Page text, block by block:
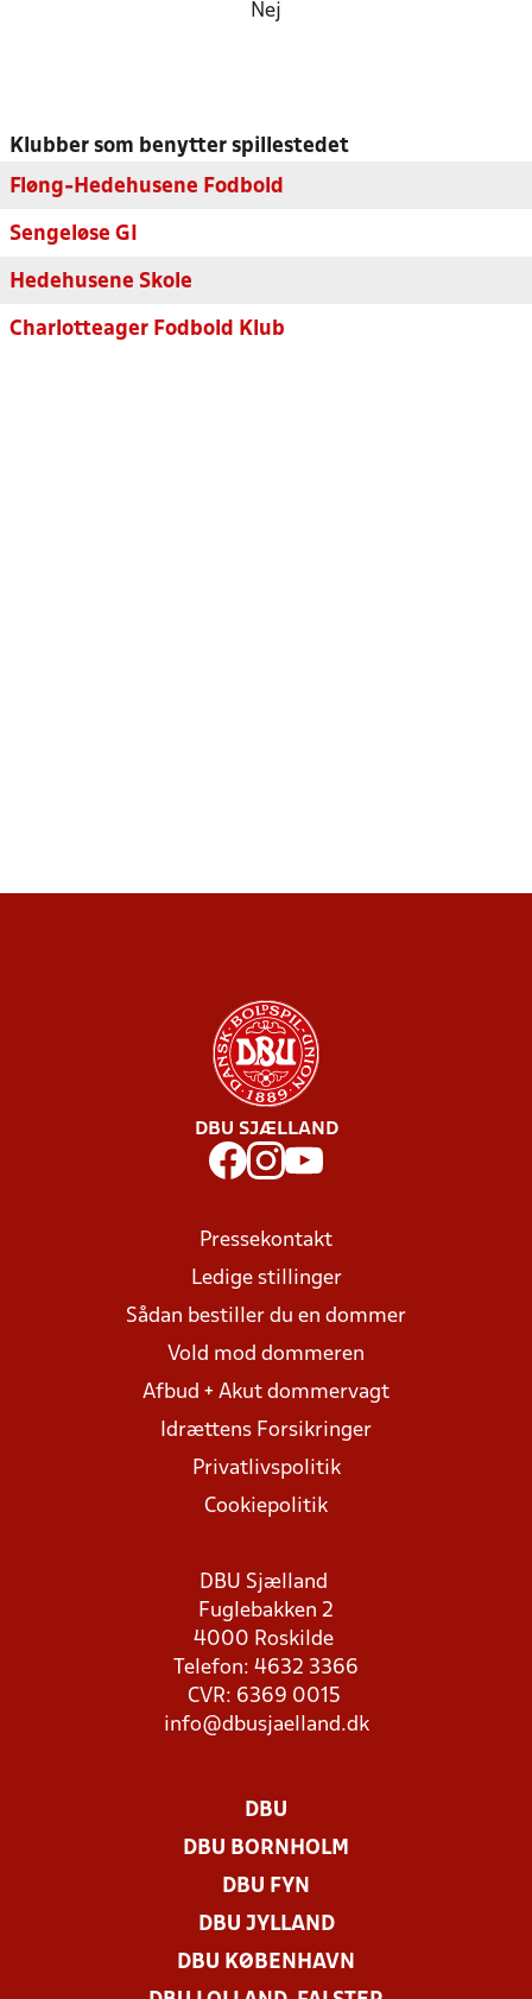
Nej
Klubber som benytter spillestedet
Fløng-Hedehusene Fodbold
Sengeløse GI
Hedehusene Skole
Charlotteager Fodbold Klub
DBU SJÆLLAND
Pressekontakt
Ledige stillinger
Sådan bestiller du en dommer
Vold mod dommeren
Afbud + Akut dommervagt
Idrættens Forsikringer
Privatlivspolitik
Cookiepolitik
DBU Sjælland
Fuglebakken 2
4000 Roskilde
Telefon: 4632 3366
CVR: 6369 0015
info@dbusjaelland.dk
DBU
DBU BORNHOLM
DBU FYN
DBU JYLLAND
DBU KØBENHAVN